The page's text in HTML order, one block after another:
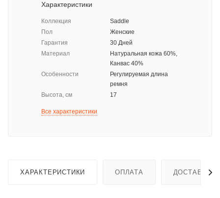
Характеристики
Коллекция
Saddle
Пол
Женские
Гарантия
30 Дней
Материал
Натуральная кожа 60%,
Канвас 40%
Особенности
Регулируемая длина
ремня
Высота, см
17
Все характеристики
ХАРАКТЕРИСТИКИ ОПЛАТА ДОСТАВКА